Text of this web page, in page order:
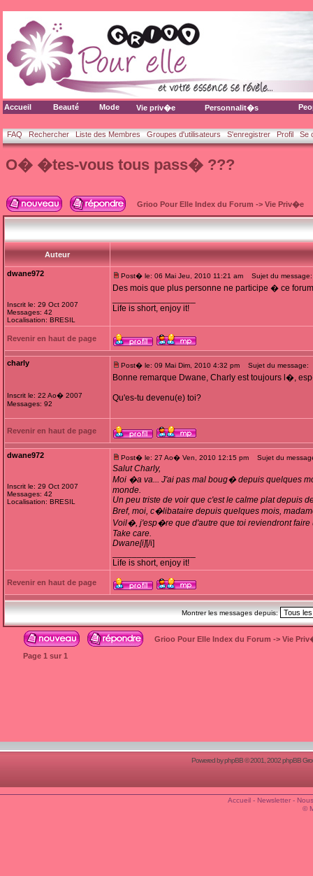
Accueil Beauté Mode Vie priv�e Personnalit�s
FAQ Rechercher Liste des Membres Groupes d'utilisateurs S'enregistrer Profil Se
O� �tes-vous tous pass� ???
Grioo Pour Elle Index du Forum -> Vie Priv�e
Auteur
dwane972
Inscrit le: 29 Oct 2007
Messages: 42
Localisation: BRESIL
Post� le: 06 Mai Jeu, 2010 11:21 am Sujet du
Des mois que plus personne ne participe � ce
Life is short, enjoy it!
Revenir en haut de page
charly
Inscrit le: 22 Ao� 2007
Messages: 92
Post� le: 09 Mai Dim, 2010 4:32 pm Sujet du message:
Bonne remarque Dwane, Charly est toujours l�,
Qu'es-tu devenu(e) toi?
Revenir en haut de page
dwane972
Inscrit le: 29 Oct 2007
Messages: 42
Localisation: BRESIL
Post� le: 27 Ao� Ven, 2010 12:15 pm Sujet du
Salut Charly,
Moi �a va... J'ai pas mal boug� depuis quelques
monde.
Un peu triste de voir que c'est le calme plat depuis
Bref, moi, c�libataire depuis quelques mois,
Voil�, j'esp�re que d'autre que toi reviendront faire
Take care.
Dwane[i][/i]
Life is short, enjoy it!
Revenir en haut de page
Montrer les messages depuis:
Grioo Pour Elle Index du Forum -> Vie
Page 1 sur 1
Powered byphpBB© 2001, 2002 phpBB
Accueil- Newsletter-
©